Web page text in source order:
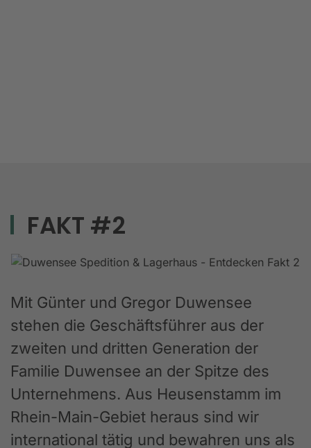
FAKT #2
Mit Günter und Gregor Duwensee
stehen die Geschäftsführer aus der
zweiten und dritten Generation der
Familie Duwensee an der Spitze des
Unternehmens. Aus Heusenstamm im
Rhein-Main-Gebiet heraus sind wir
international tätig und bewahren uns als